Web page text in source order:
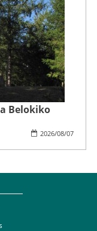
Belokiko
2026/08/07